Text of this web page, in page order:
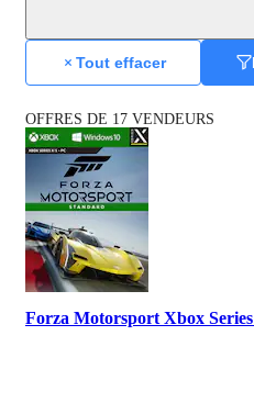
Tout effacer
OFFRES DE 17 VENDEURS
Forza Motorsport Xbox